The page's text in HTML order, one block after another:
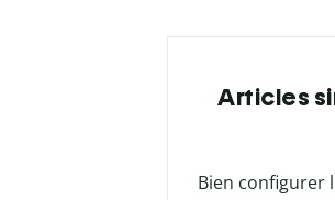
Articles
Bien configurer